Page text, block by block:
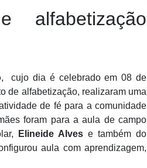
alfabetização
, cujo dia é celebrado em 08 de
de alfabetização, realizaram uma
de fé para a comunidade
foram para a aula de campo
Elineide Alvese também do
aula com aprendizagem,